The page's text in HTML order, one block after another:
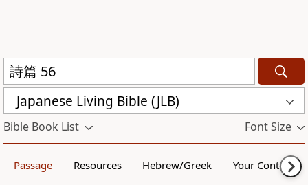
Japanese Living Bible (JLB)
Bible Book List Font Size
Passage Resources Hebrew/Greek Your Content